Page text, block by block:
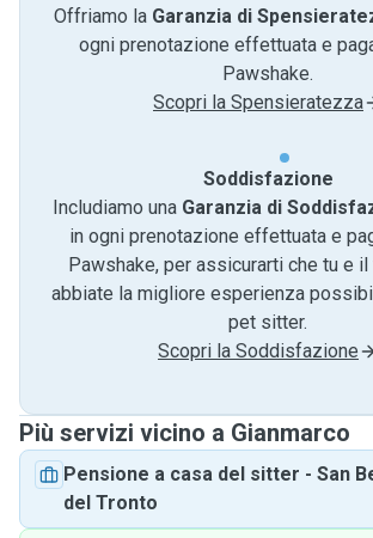
Offriamo la Garanzia di
ogni prenotazione effettuata e
Pawshake.
Scopri la Spensieratezza
Soddisfazione
Includiamo una Garanzia di
in ogni prenotazione effettuata e
Pawshake, per assicurarti che tu e il
abbiate la migliore esperienza
pet sitter.
Scopri la Soddisfazione
Più servizi vicino a Gianmarco
Pensione a casa del sitter - San
del Tronto